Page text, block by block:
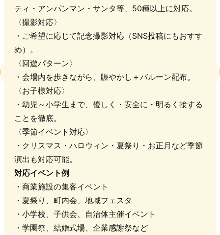
ティ・アンパンマン・サンタ等、50種以上に対応。
〈撮影対応〉
・ご希望に応じて記念撮影対応（SNS投稿にもおすす
め）。
〈回遊パターン〉
・会場内を歩きながら、賑やかし＋バルーン配布。
〈お子様対応〉
・幼児～小学生まで、優しく・安全に・明るく接する
ことを徹底。
〈季節イベント対応〉
・クリスマス・ハロウィン・夏祭り・お正月など季節
演出も対応可能。
対応イベント例
・商業施設の集客イベント
・夏祭り、町内会、地域フェスタ
・小学校、子供会、自治体主催イベント
・学園祭、結婚式場、企業感謝祭など